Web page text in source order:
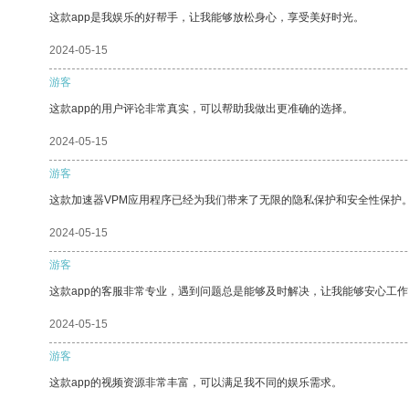
这款app是我娱乐的好帮手，让我能够放松身心，享受美好时光。
2024-05-15
游客
这款app的用户评论非常真实，可以帮助我做出更准确的选择。
2024-05-15
游客
这款加速器VPM应用程序已经为我们带来了无限的隐私保护和安全性保护
2024-05-15
游客
这款app的客服非常专业，遇到问题总是能够及时解决，让我能够安心工
2024-05-15
游客
这款app的视频资源非常丰富，可以满足我不同的娱乐需求。